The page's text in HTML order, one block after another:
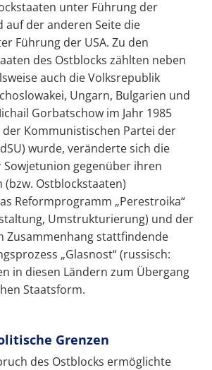
unter Führung der
auf der anderen Seite die
Führung der USA. Zu den
des Ostblocks zählten neben
auch die Volksrepublik
Ungarn, Bulgarien und
Gorbatschow im Jahr 1985
Kommunistischen Partei der
wurde, veränderte sich die
gegenüber ihren
Ostblockstaaten)
Reformprogramm „Perestroika“
Umstrukturierung) und der
Zusammenhang stattfindende
„Glasnost“ (russisch:
in diesen Ländern zum Übergang
Staatsform.
Grenzen
des Ostblocks ermöglichte